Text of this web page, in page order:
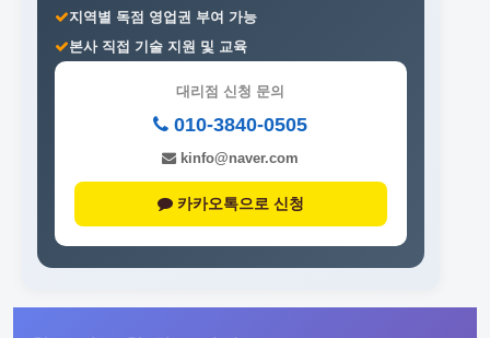
지역별 독점 영업권 부여 가능
본사 직접 기술 지원 및 교육
대리점 신청 문의
010-3840-0505
kinfo@naver.com
카카오톡으로 신청